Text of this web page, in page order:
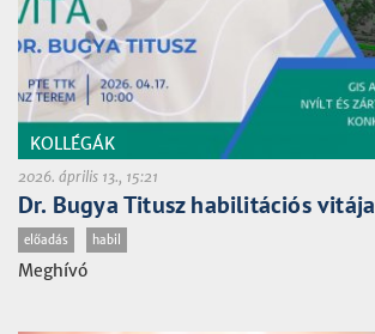
KOLLÉGÁK
2026. április 13., 15:21
Dr. Bugya Titusz habilitációs vitája
előadás habil
Meghívó